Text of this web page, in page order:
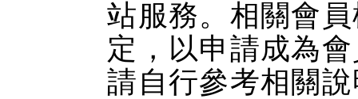
站服務。相關會
定，以申請成為
請自行參考相關